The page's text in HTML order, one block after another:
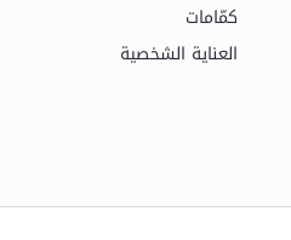
كمّامات
العناية الشخصية